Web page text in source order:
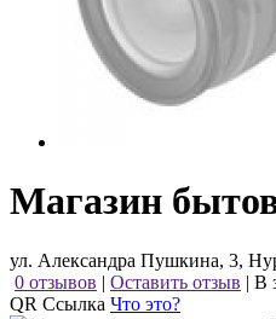
Магазин
ул. Александра Пушкина, 3,
0 отзывов | Оставить отзыв | В
QR Ссылка Что это?